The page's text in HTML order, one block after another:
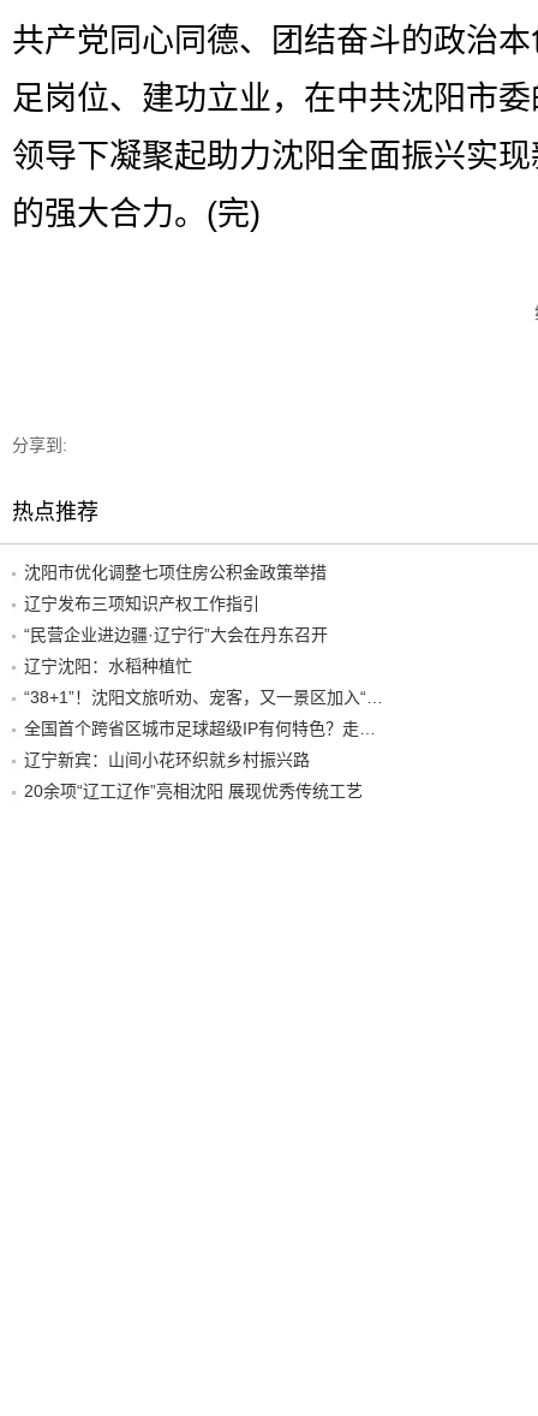
共产党同心同德、团结奋斗的政治
足岗位、建功立业，在中共沈阳市
领导下凝聚起助力沈阳全面振兴实
的强大合力。(完)
分享到:
热点推荐
沈阳市优化调整七项住房公积金政策举措
辽宁发布三项知识产权工作指引
“民营企业进边疆·辽宁行”大会在丹东召开
辽宁沈阳：水稻种植忙
“38+1”！沈阳文旅听劝、宠客，又一景区加入“东北超”优惠名单！
全国首个跨省区城市足球超级IP有何特色？走进沈阳现场去看看
辽宁新宾：山间小花环织就乡村振兴路
20余项“辽工辽作”亮相沈阳 展现优秀传统工艺